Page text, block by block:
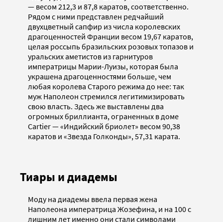
— весом 212,3 и 87,8 каратов, соответственно.
Рядом с ними представлен редчайший
двухцветный сапфир из числа королевских
драгоценностей Франции весом 19,67 каратов,
целая россыпь бразильских розовых топазов и
уральских аметистов из гарнитуров
императрицы Марии-Луизы, которая была
украшена драгоценностями больше, чем
любая королева Старого режима до нее: так
муж Наполеон стремился легитимизировать
свою власть. Здесь же выставлены два
огромных бриллианта, ограненных в доме
Cartier — «Индийский бриолет» весом 90,38
каратов и «Звезда Голконды», 57,31 карата.
Тиары и диадемы
Моду на диадемы ввела первая жена
Наполеона императрица Жозефина, и на 100 с
лишним лет именно они стали символами